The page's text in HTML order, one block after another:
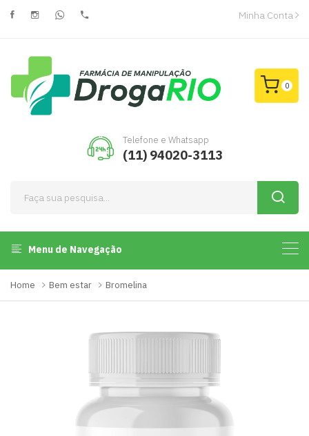
Minha Conta
Telefone e Whatsapp
(11) 94020-3113
0
Menu de Navegação
Home Bem estar Bromelina